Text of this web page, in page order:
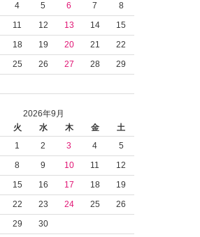
4 5 6 7
8
11 12 13 14
15
18 19 20 21
22
25 26 27 28
29
2026年9月
火 水 木 金
土
1
2 3 4
5
8 9 10 11
12
15 16 17 18
19
22 23 24 25
26
29 30